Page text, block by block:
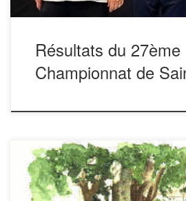
Résultats du 27ème
Championnat de
TOULOUSE 1996 Joël TROY.